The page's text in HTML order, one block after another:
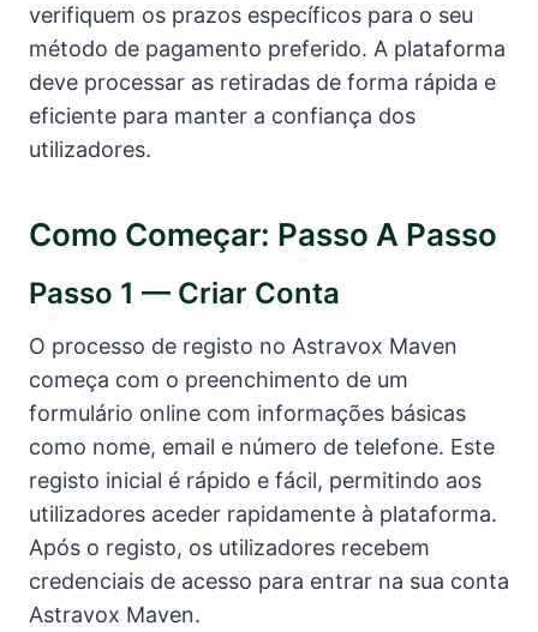
verifiquem os prazos específicos para o seu
método de pagamento preferido. A plataforma
deve processar as retiradas de forma rápida e
eficiente para manter a confiança dos
utilizadores.
Como Começar: Passo A Passo
Passo 1 — Criar Conta
O processo de registo no Astravox Maven
começa com o preenchimento de um
formulário online com informações básicas
como nome, email e número de telefone. Este
registo inicial é rápido e fácil, permitindo aos
utilizadores aceder rapidamente à plataforma.
Após o registo, os utilizadores recebem
credenciais de acesso para entrar na sua conta
Astravox Maven.